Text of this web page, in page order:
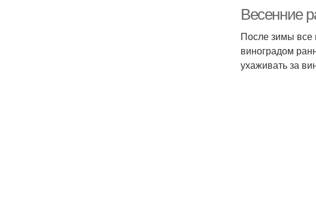
Весенние
После зимы все
виноградом
ухаживать за